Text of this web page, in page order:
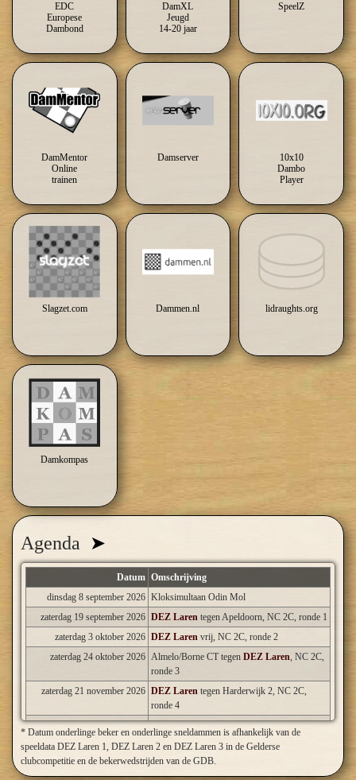
EDC
Europese
Dambond
DamXL
Jeugd
14-20 jaar
SpeelZ
DamMentor
Online
trainen
Damserver
10x10
Dambo
Player
Slagzet.com Dammen.nl lidraughts.org
Damkompas
Agenda ➤
Datum Omschrijving
dinsdag 8 september 2026 Kloksimultaan Odin Mol
zaterdag 19 september 2026 DEZ Laren tegen Apeldoorn, NC 2C, ronde 1
zaterdag 3 oktober 2026 DEZ Laren vrij, NC 2C, ronde 2
zaterdag 24 oktober 2026 Almelo/Borne CT tegen DEZ Laren, NC 2C,
ronde 3
zaterdag 21 november 2026 DEZ Laren tegen Harderwijk 2, NC 2C,
ronde 4
zaterdag 28 november 2026 Hartholt Olie CT tegenDEZ Laren, NC 2C,
ronde 5
zaterdag 19 december 2026 DEZ Larentegen DEZ Westerhaar 3, NC 2C,
ronde 6
* Datum onderlinge beker en onderlinge sneldammen is afhankelijk van de
speeldata DEZ Laren 1, DEZ Laren 2 en DEZ Laren 3 in de Gelderse
clubcompetitie en de bekerwedstrijden van de GDB.